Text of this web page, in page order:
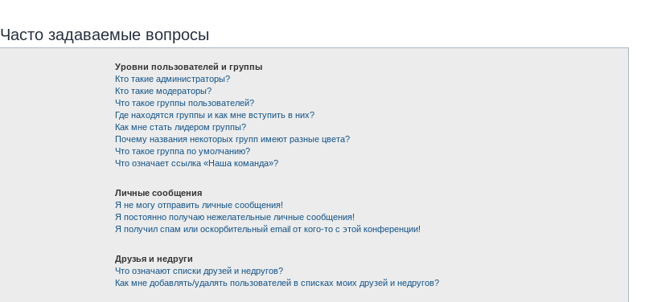
Часто задаваемые вопросы
Уровни пользователей и группы
Кто такие администраторы?
Кто такие модераторы?
Что такое группы пользователей?
Где находятся группы и как мне вступить в них?
Как мне стать лидером группы?
Почему названия некоторых групп имеют разные цвета?
Что такое группа по умолчанию?
Что означает ссылка «Наша команда»?
Личные сообщения
Я не могу отправить личные сообщения!
Я постоянно получаю нежелательные личные сообщения!
Я получил спам или оскорбительный email от кого-то с этой конференции!
Друзья и недруги
Что означают списки друзей и недругов?
Как мне добавлять/удалять пользователей в списках моих друзей и недругов?